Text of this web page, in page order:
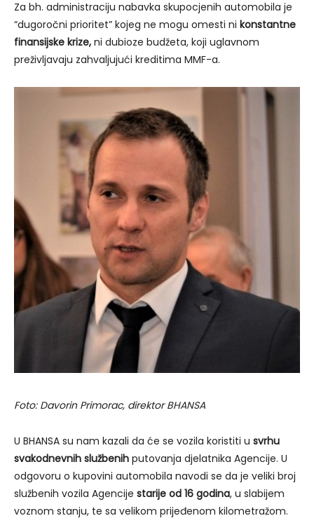
Za bh. administraciju nabavka skupocjenih automobila je
“dugoročni prioritet” kojeg ne mogu omesti ni konstantne
finansijske krize, ni dubioze budžeta, koji uglavnom
preživljavaju zahvaljujući kreditima MMF-a.
Foto: Davorin Primorac, direktor BHANSA
U BHANSA su nam kazali da će se vozila koristiti u svrhu
svakodnevnih službenih putovanja djelatnika Agencije. U
odgovoru o kupovini automobila navodi se da je veliki broj
službenih vozila Agencije starije od 16 godina, u slabijem
voznom stanju, te sa velikom prijeđenom kilometražom.